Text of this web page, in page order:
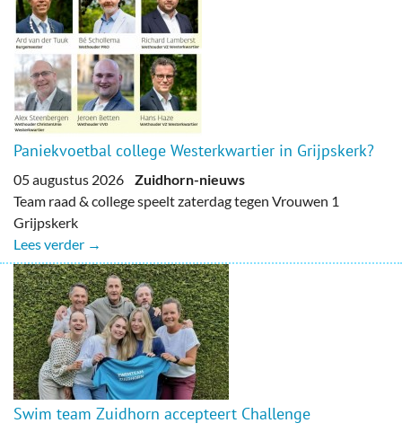
Paniekvoetbal college Westerkwartier in Grijpskerk?
05 augustus 2026 Zuidhorn-nieuws
Team raad & college speelt zaterdag tegen Vrouwen 1
Grijpskerk
Lees verder →
Swim team Zuidhorn accepteert Challenge